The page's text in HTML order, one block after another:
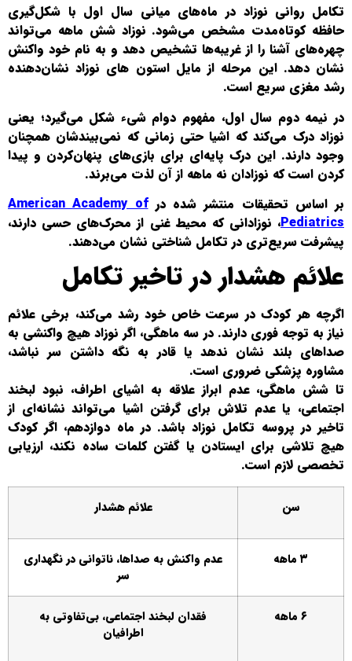
تکامل روانی نوزاد در ماه‌های میانی سال اول با شکل‌گیری
حافظه کوتاه‌مدت مشخص می‌شود. نوزاد شش ماهه می‌تواند
چهره‌های آشنا را از غریبه‌ها تشخیص دهد و به نام خود واکنش
نشان دهد. این مرحله از مایل استون های نوزاد نشان‌دهنده
رشد مغزی سریع است.
در نیمه دوم سال اول، مفهوم دوام شیء شکل می‌گیرد؛ یعنی
نوزاد درک می‌کند که اشیا حتی زمانی که نمی‌بیندشان همچنان
وجود دارند. این درک پایه‌ای برای بازی‌های پنهان‌کردن و پیدا
کردن است که نوزادان نه ماهه از آن لذت می‌برند.
بر اساس تحقیقات منتشر شده درAmerican Academy of
Pediatrics، نوزادانی که محیط غنی از محرک‌های حسی دارند،
پیشرفت سریع‌تری در تکامل شناختی نشان می‌دهند.
علائم هشدار در تاخیر تکامل
اگرچه هر کودک در سرعت خاص خود رشد می‌کند، برخی علائم
نیاز به توجه فوری دارند. در سه ماهگی، اگر نوزاد هیچ واکنشی به
صداهای بلند نشان ندهد یا قادر به نگه داشتن سر نباشد،
مشاوره پزشکی ضروری است.
تا شش ماهگی، عدم ابراز علاقه به اشیای اطراف، نبود لبخند
اجتماعی، یا عدم تلاش برای گرفتن اشیا می‌تواند نشانه‌ای از
تاخیر در پروسه تکامل نوزاد باشد. در ماه دوازدهم، اگر کودک
هیچ تلاشی برای ایستادن یا گفتن کلمات ساده نکند، ارزیابی
تخصصی لازم است.
سن علائم هشدار
۳ ماهه
عدم واکنش به صداها، ناتوانی در نگهداری
سر
۶ ماهه
فقدان لبخند اجتماعی، بی‌تفاوتی به
اطرافیان